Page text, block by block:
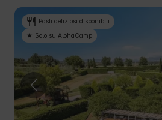
Pasti deliziosi disponibili
Solo su AlohaCamp